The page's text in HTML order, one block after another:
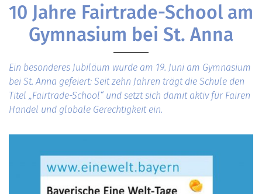
10 Jahre Fairtrade-School am
Gymnasium bei St. Anna
Ein besonderes Jubiläum wurde am 19. Juni am Gymnasium
bei St. Anna gefeiert: Seit zehn Jahren trägt die Schule den
Titel „Fairtrade-School“ und setzt sich damit aktiv für Fairen
Handel und globale Gerechtigkeit ein.